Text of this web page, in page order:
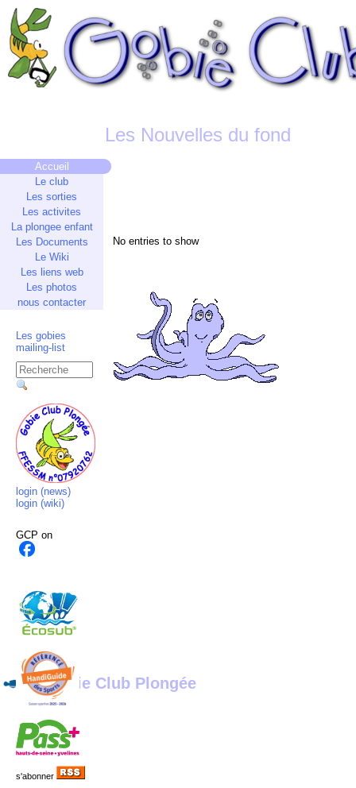
Les Nouvelles du fond
Accueil
Le club
Les sorties
Les activites
La plongee enfant
Les Documents
Le Wiki
Les liens web
Les photos
nous contacter
Les gobies
mailing-list
login (news)
login (wiki)
GCP on
s'abonner
No entries to show
Gobie Club Plongée